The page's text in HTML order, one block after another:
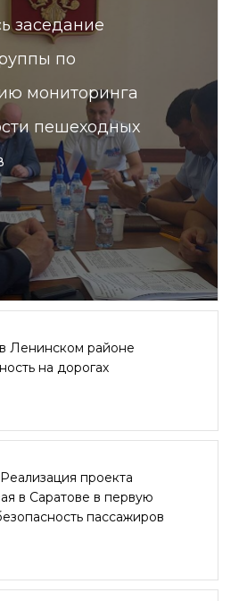
заседание
по
мониторинга
пешеходных
Ленинском районе
на дорогах
проекта
в Саратове в первую
пассажиров